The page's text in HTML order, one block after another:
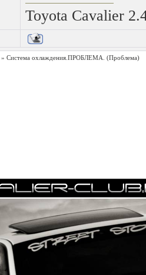
Toyota Cavalier
» Система охлаждения.ПРОБЛЕМА. (Проблема)